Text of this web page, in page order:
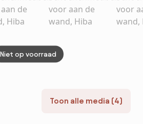
Toon alle media (4)
Niet op voorraad